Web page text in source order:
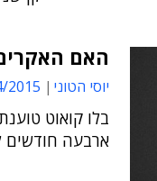
האם
יוסי הטוני 09:56
בלו קואוט
ארבעה חודשים